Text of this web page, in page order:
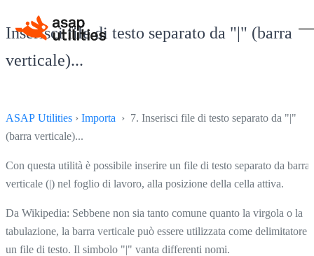
Inserisci file di testo separato da "|" (barra
verticale)...
ASAP Utilities › Importa › 7. Inserisci file di testo separato da "|"
(barra verticale)...
Con questa utilità è possibile inserire un file di testo separato da barra
verticale (|) nel foglio di lavoro, alla posizione della cella attiva.
Da Wikipedia: Sebbene non sia tanto comune quanto la virgola o la
tabulazione, la barra verticale può essere utilizzata come delimitatore
un file di testo. Il simbolo "|" vanta differenti nomi.